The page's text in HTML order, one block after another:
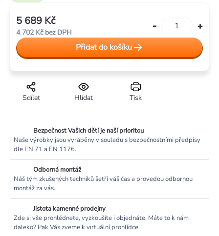
Tisk
Hlídat
Sdílet
5 689 Kč
4 702 Kč bez DPH
cena:
Přidat do košíku
Bezpečnost Vašich dětí je naší prioritou
Naše výrobky jsou vyráběny v souladu s bezpečnostními předpisy
dle EN 71 a EN 1176.
Odborná montáž
Náš tým zkušených techniků šetří váš čas a provedou odbornou
montáž za vás.
Jistota kamenné prodejny
Zde si vše prohlédnete, vyzkoušíte i objednáte. Máte to k nám
daleko? Pak Vás zveme k virtuální prohlídce.